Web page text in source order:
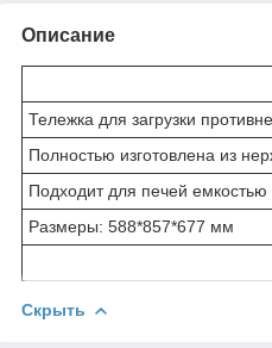
Описание
Тележка для загрузки
Полностью изготовлена из
Подходит для печей емкостью
Размеры: 588*857*677 мм
Скрыть